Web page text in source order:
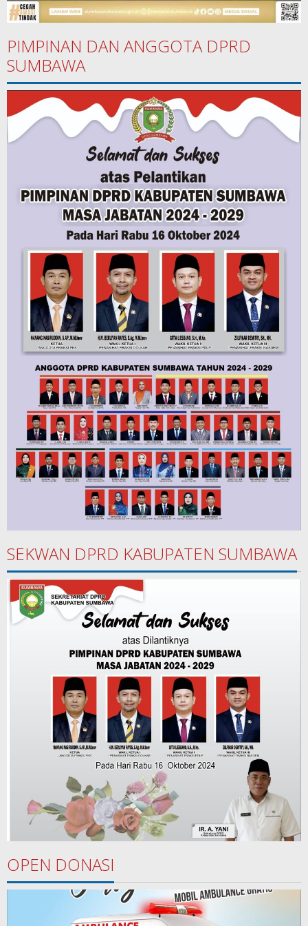
PIMPINAN DAN ANGGOTA DPRD
SUMBAWA
SEKWAN DPRD KABUPATEN SUMBAWA
OPEN DONASI